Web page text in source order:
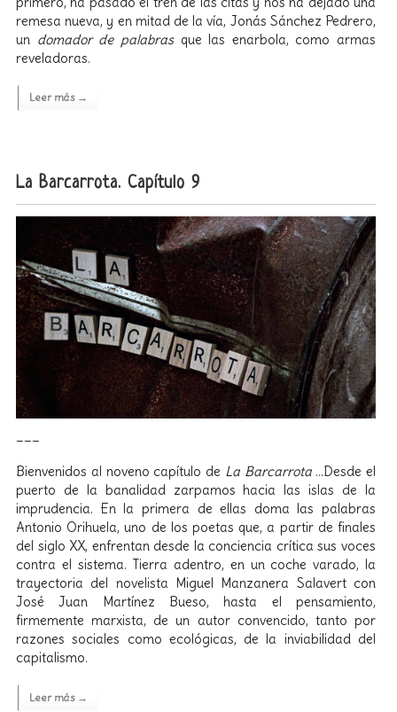
remesa nueva, y en mitad de la vía, Jonás Sánchez Pedrero,
un domador de palabrasque las enarbola, como armas
reveladoras.
Leer más →
La Barcarrota. Capítulo 9
Bienvenidos al noveno capítulo de La Barcarrota…Desde el
puerto de la banalidad zarpamos hacia las islas de la
imprudencia. En la primera de ellas doma las palabras
Antonio Orihuela, uno de los poetas que, a partir de finales
del siglo XX, enfrentan desde la conciencia crítica sus voces
contra el sistema. Tierra adentro, en un coche varado, la
trayectoria del novelista Miguel Manzanera Salavert con
José Juan Martínez Bueso, hasta el pensamiento,
firmemente marxista, de un autor convencido, tanto por
razones sociales como ecológicas, de la inviabilidad del
capitalismo.
Leer más →